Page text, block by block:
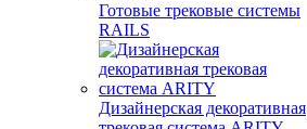
Готовые трековые системы
RAILS
Дизайнерская декоративная